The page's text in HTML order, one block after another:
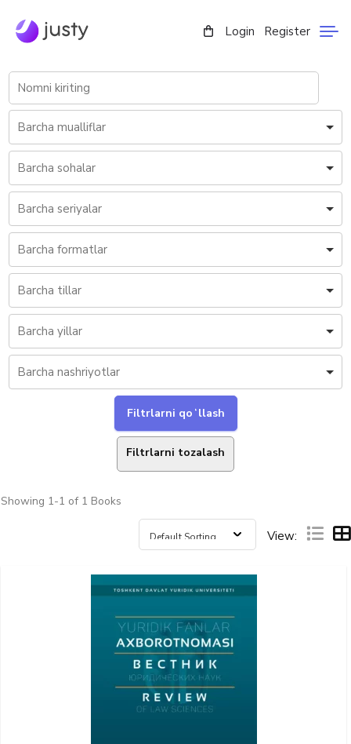
Login Register
Filtrlarni tozalash
Showing 1-1 of 1 Books
View: